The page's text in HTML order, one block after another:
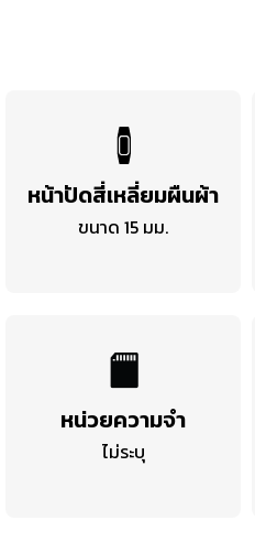
หน้าปัดสี่เหลี่ยมผืนผ้า
ขนาด 15 มม.
หน่วยความจำ
ไม่ระบุ